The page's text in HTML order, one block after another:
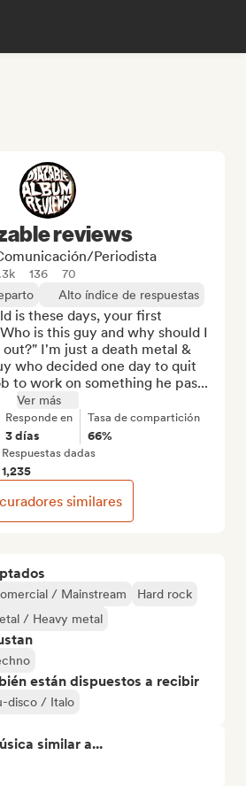
/ Mainstream
Hard rock
/ Heavy metal
están dispuestos a recibir
disco / Italo
similar a...
reviews
Periodista
136
70
Alto índice de respuestas
is these days, your first
is this guy and why should I
I'm just a death metal &
who decided one day to quit
to work on something he pas...
Ver más
Responde en
3 días
Tasa de compartición
66%
Respuestas dadas
1,235
similares